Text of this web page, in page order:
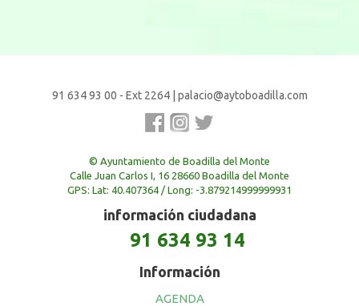
91 634 93 00 - Ext 2264| palacio@aytoboadilla.com
© Ayuntamiento de Boadilla del Monte
Calle Juan Carlos I, 16 28660 Boadilla del Monte
GPS: Lat: 40.407364 / Long: -3.879214999999931
información ciudadana
91 634 93 14
Información
AGENDA